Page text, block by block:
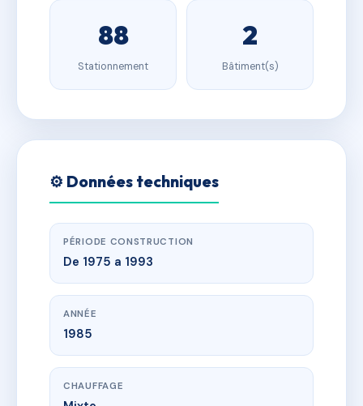
88
Stationnement
2
Bâtiment(s)
⚙️ Données techniques
PÉRIODE CONSTRUCTION
De 1975 a 1993
ANNÉE
1985
CHAUFFAGE